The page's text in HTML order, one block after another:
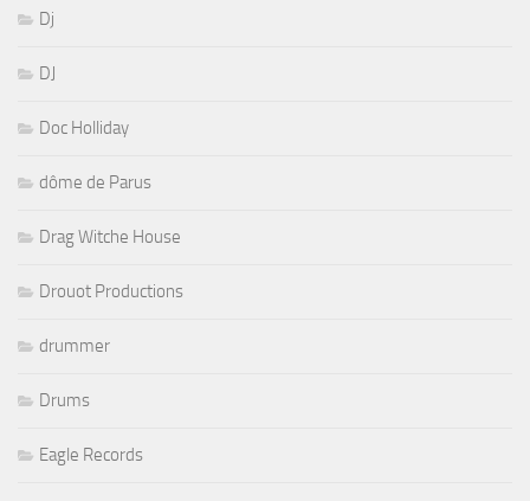
Dj
DJ
Doc Holliday
dôme de Parus
Drag Witche House
Drouot Productions
drummer
Drums
Eagle Records